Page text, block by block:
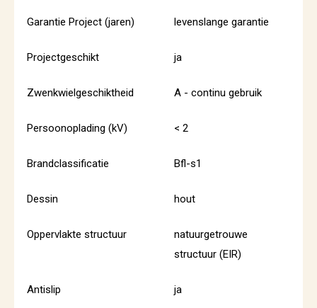
Garantie Project (jaren) levenslange garantie
Projectgeschikt ja
Zwenkwielgeschiktheid A - continu gebruik
Persoonoplading (kV) < 2
Brandclassificatie Bfl-s1
Dessin hout
Oppervlakte structuur
natuurgetrouwe
structuur (EIR)
Antislip ja